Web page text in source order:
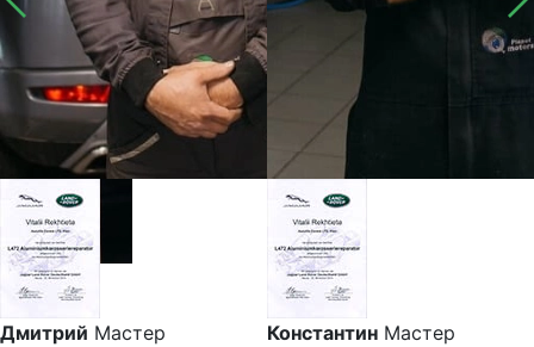
Дмитрий Мастер
Константин Мастер